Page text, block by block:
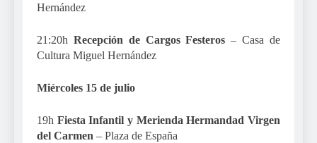
Hernández
21:20h Recepción de Cargos Festeros – Casa de
Cultura Miguel Hernández
Miércoles 15 de julio
19h Fiesta Infantil y Merienda Hermandad Virgen
del Carmen – Plaza de España